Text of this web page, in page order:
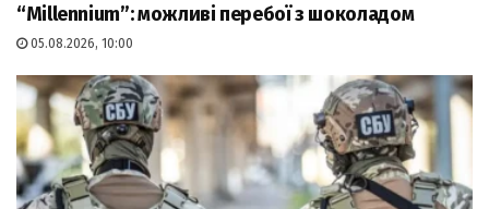
“Millennium”: можливі перебої з шоколадом
05.08.2026, 10:00